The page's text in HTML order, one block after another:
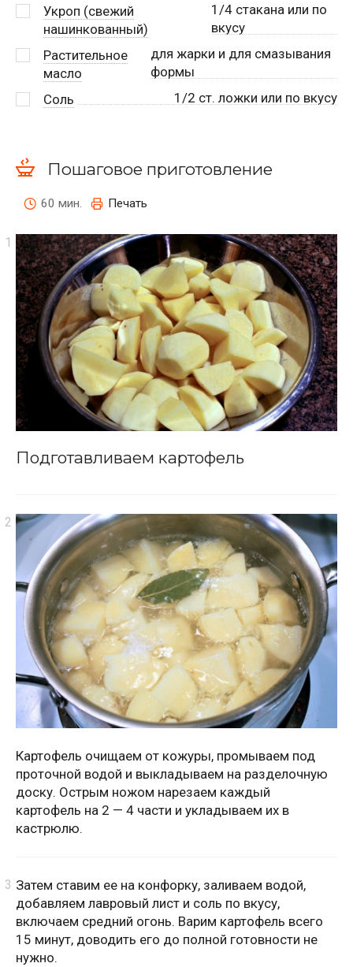
Укроп (свежий
нашинкованный)
1/4 стакана или по
вкусу
Растительное
масло
для жарки и для смазывания
формы
Соль
1/2 ст. ложки или по вкусу
Пошаговое приготовление
60 мин. Печать
Подготавливаем картофель
Картофель очищаем от кожуры, промываем под
проточной водой и выкладываем на разделочную
доску. Острым ножом нарезаем каждый
картофель на 2 — 4 части и укладываем их в
кастрюлю.
Затем ставим ее на конфорку, заливаем водой,
добавляем лавровый лист и соль по вкусу,
включаем средний огонь. Варим картофель всего
15 минут, доводить его до полной готовности не
нужно.